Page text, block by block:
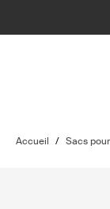
Accueil / Sacs